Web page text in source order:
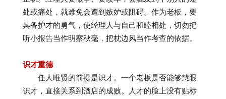
处或痛处，就难免会遭到嫉妒或阻碍。作为老板，要
具备护才的勇气，使经理人与自己和睦相处，切勿把
听小报告当作明察秋毫，把枕边风当作考查的依据。
识才重德
任人唯贤的前提是识才。一个老板是否能够慧眼
识才，直接关系到酒店的成败。人才的脸上没有贴标